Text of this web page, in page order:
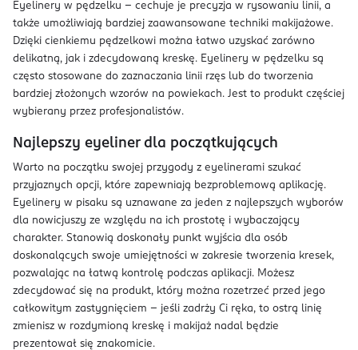
Eyelinery w pędzelku – cechuje je precyzja w rysowaniu linii, a
także umożliwiają bardziej zaawansowane techniki makijażowe.
Dzięki cienkiemu pędzelkowi można łatwo uzyskać zarówno
delikatną, jak i zdecydowaną kreskę. Eyelinery w pędzelku są
często stosowane do zaznaczania linii rzęs lub do tworzenia
bardziej złożonych wzorów na powiekach. Jest to produkt częściej
wybierany przez profesjonalistów.
Najlepszy eyeliner dla początkujących
Warto na początku swojej przygody z eyelinerami szukać
przyjaznych opcji, które zapewniają bezproblemową aplikację.
Eyelinery w pisaku są uznawane za jeden z najlepszych wyborów
dla nowicjuszy ze względu na ich prostotę i wybaczający
charakter. Stanowią doskonały punkt wyjścia dla osób
doskonalących swoje umiejętności w zakresie tworzenia kresek,
pozwalając na łatwą kontrolę podczas aplikacji. Możesz
zdecydować się na produkt, który można rozetrzeć przed jego
całkowitym zastygnięciem – jeśli zadrży Ci ręka, to ostrą linię
zmienisz w rozdymioną kreskę i makijaż nadal będzie
prezentował się znakomicie.